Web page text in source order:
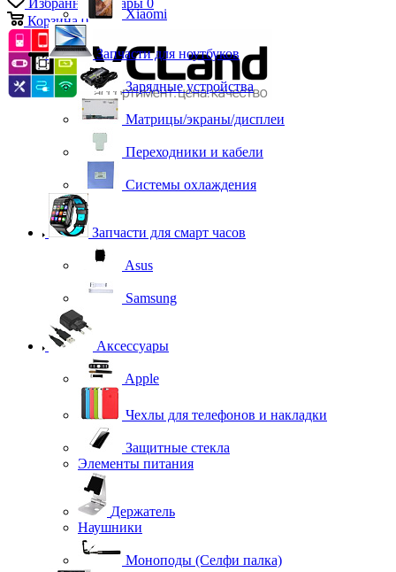
Избранные товары 0
Корзина 0 Xiaomi
Запчасти для ноутбуков
Зарядные устройства
Матрицы/экраны/дисплеи
Переходники и кабели
Системы охлаждения
Запчасти для смарт часов
Asus
Samsung
Аксессуары
Apple
Чехлы для телефонов и накладки
Защитные стекла
Элементы питания
Держатель
Наушники
Моноподы (Селфи палка)